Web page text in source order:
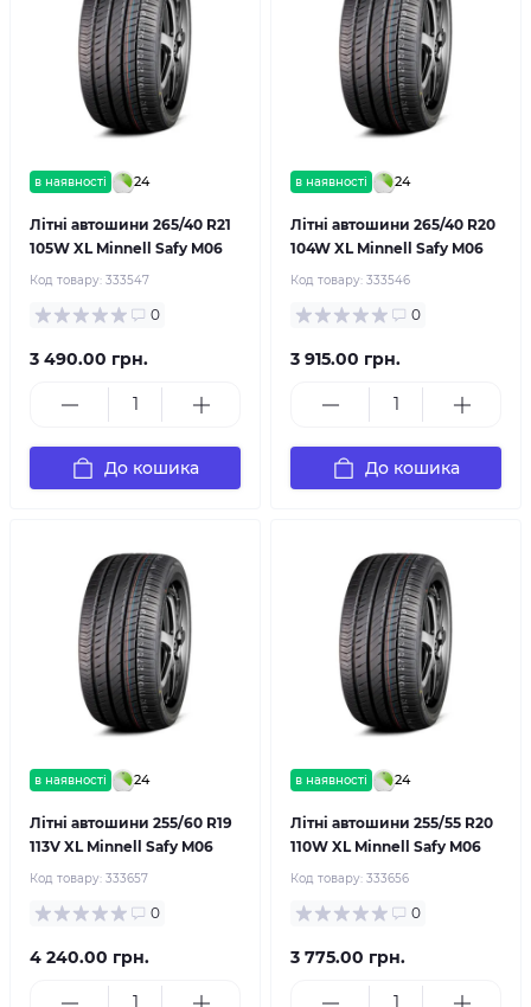
в наявності 24
Літні автошини 265/40 R21
105W XL Minnell Safy M06
Код товару: 333547
0
3 490.00 грн.
До кошика
в наявності 24
Літні автошини 265/40 R20
104W XL Minnell Safy M06
Код товару: 333546
0
3 915.00 грн.
До кошика
в наявності 24
Літні автошини 255/60 R19
113V XL Minnell Safy M06
Код товару: 333657
0
4 240.00 грн.
в наявності 24
Літні автошини 255/55 R20
110W XL Minnell Safy M06
Код товару: 333656
0
3 775.00 грн.